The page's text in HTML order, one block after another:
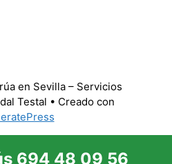
en Sevilla – Servicios
Testal • Creado con
694 48 09 56